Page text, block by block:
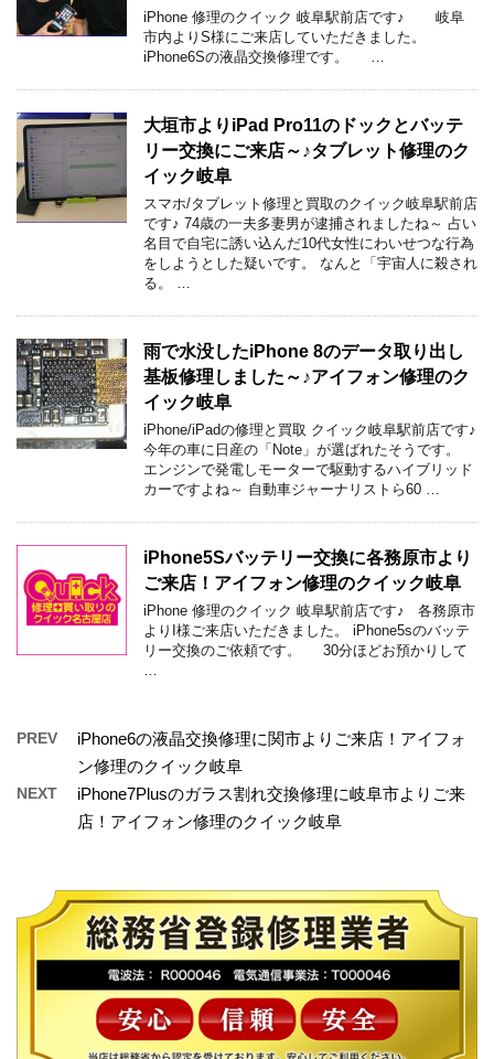
iPhone 修理のクイック 岐阜駅前店です♪ 岐阜
市内よりS様にご来店していただきました。
iPhone6Sの液晶交換修理です。 …
大垣市よりiPad Pro11のドックとバッテ
リー交換にご来店～♪タブレット修理のク
イック岐阜
スマホ/タブレット修理と買取のクイック岐阜駅前店
です♪ 74歳の一夫多妻男が逮捕されましたね～ 占い
名目で自宅に誘い込んだ10代女性にわいせつな行為
をしようとした疑いです。 なんと「宇宙人に殺され
る。 …
雨で水没したiPhone 8のデータ取り出し
基板修理しました～♪アイフォン修理のク
イック岐阜
iPhone/iPadの修理と買取 クイック岐阜駅前店です♪
今年の車に日産の「Note」が選ばれたそうです。
エンジンで発電しモーターで駆動するハイブリッド
カーですよね～ 自動車ジャーナリストら60 …
iPhone5Sバッテリー交換に各務原市より
ご来店！アイフォン修理のクイック岐阜
iPhone 修理のクイック 岐阜駅前店です♪ 各務原市
よりI様ご来店いただきました。 iPhone5sのバッテ
リー交換のご依頼です。 30分ほどお預かりして
PREV
iPhone6の液晶交換修理に関市よりご来店！アイフォ
ン修理のクイック岐阜
NEXT
iPhone7Plusのガラス割れ交換修理に岐阜市よりご来
店！アイフォン修理のクイック岐阜